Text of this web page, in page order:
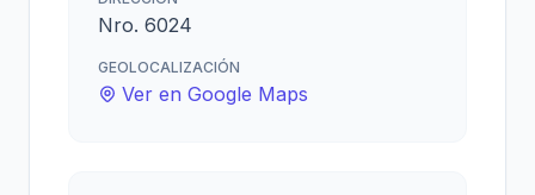
Nro. 6024
GEOLOCALIZACIÓN
Ver en Google Maps